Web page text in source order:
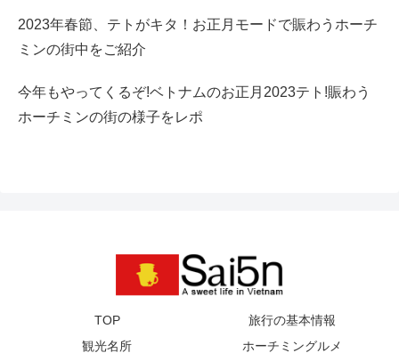
2023年春節、テトがキタ！お正月モードで賑わうホーチ
ミンの街中をご紹介
今年もやってくるぞ!ベトナムのお正月2023テト!賑わう
ホーチミンの街の様子をレポ
TOP
旅行の基本情報
観光名所
ホーチミングルメ